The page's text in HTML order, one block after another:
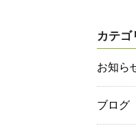
カテゴ
お知ら
ブログ